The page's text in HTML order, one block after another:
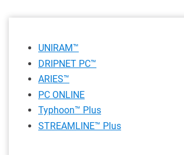
UNIRAM™
DRIPNET PC™
ARIES™
PC ONLINE
Typhoon™ Plus
STREAMLINE™ Plus